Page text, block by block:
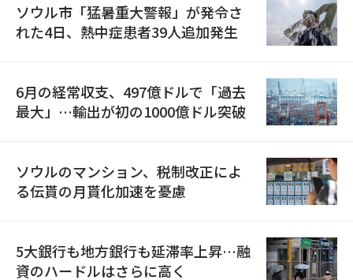
ソウル市「猛暑重大警報」が発令さ
れた4日、熱中症患者39人追加発生
6月の経常収支、497億ドルで「過去
最大」…輸出が初の1000億ドル突破
ソウルのマンション、税制改正によ
る伝貰の月貰化加速を憂慮
5大銀行も地方銀行も延滞率上昇…融
資のハードルはさらに高く